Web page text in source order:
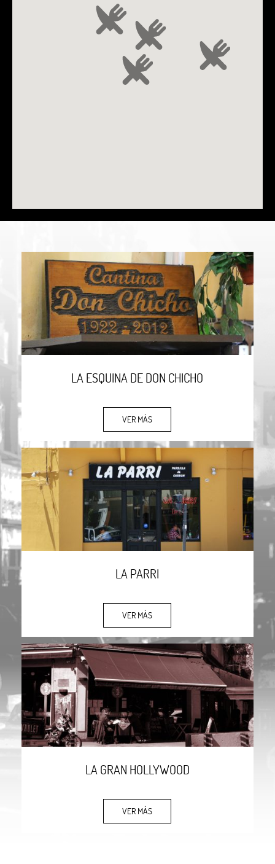
LA ESQUINA DE DON CHICHO
VER MÁS
LA PARRI
VER MÁS
LA GRAN HOLLYWOOD
VER MÁS